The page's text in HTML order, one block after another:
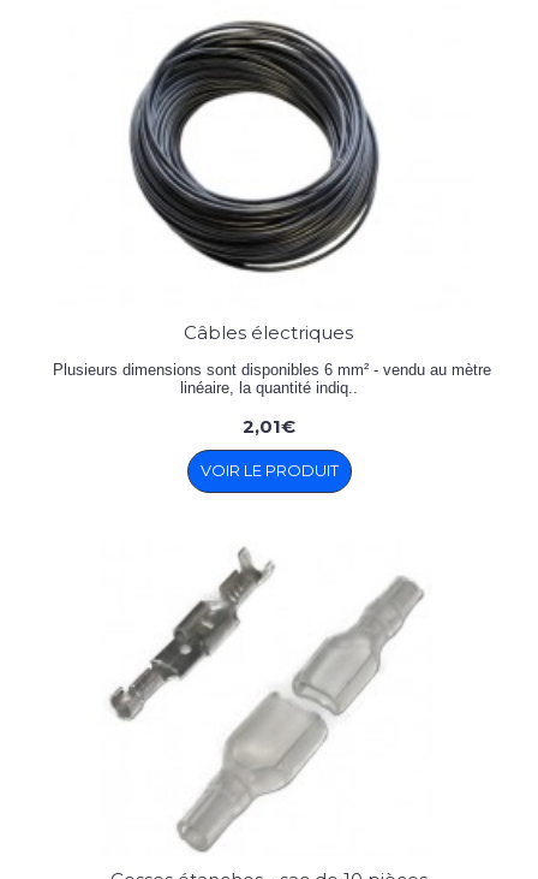
Câbles électriques
Plusieurs dimensions sont disponibles 6 mm² - vendu au mètre
linéaire, la quantité indiq..
2,01€
VOIR LE PRODUIT